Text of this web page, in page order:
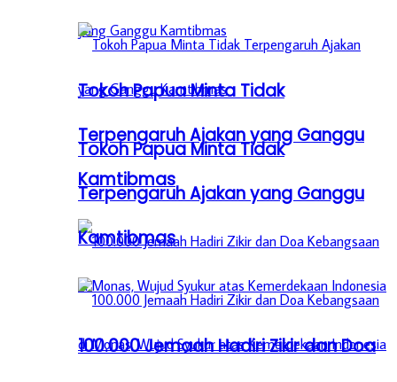
Tokoh Papua Minta Tidak
Terpengaruh Ajakan yang Ganggu
Kamtibmas
100.000 Jemaah Hadiri Zikir dan Doa
Tokoh Papua Minta Tidak
Terpengaruh Ajakan yang Ganggu
Kamtibmas